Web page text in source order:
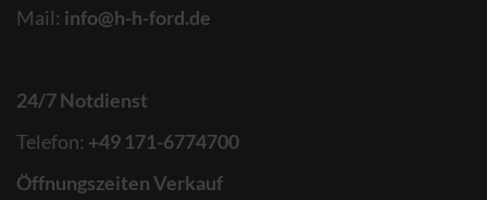
Mail: info@h-h-ford.de
24/7 Notdienst
Telefon: +49 171-6774700
Öffnungszeiten Verkauf